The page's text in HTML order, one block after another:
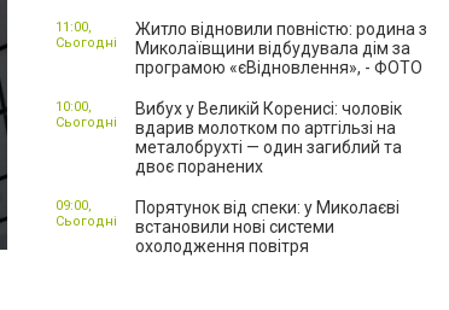
Житло відновили повністю: родина з
Миколаївщини відбудувала дім за
програмою «єВідновлення», - ФОТО
11:00,
Сьогодні
Вибух у Великій Коренисі: чоловік
вдарив молотком по артгільзі на
металобрухті — один загиблий та
двоє поранених
10:00,
Сьогодні
Порятунок від спеки: у Миколаєві
встановили нові системи
охолодження повітря
09:00,
Сьогодні